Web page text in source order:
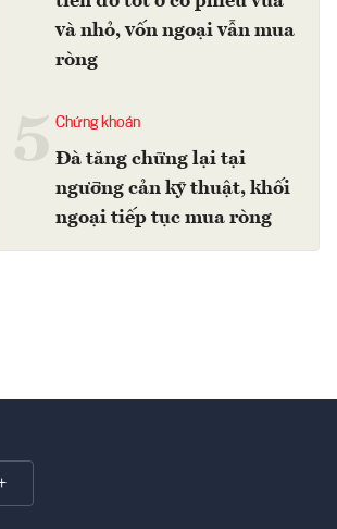
và nhỏ, vốn ngoại vẫn mua
ròng
Chứng khoán
Đà tăng chững lại tại
ngưỡng cản kỹ thuật, khối
ngoại tiếp tục mua ròng